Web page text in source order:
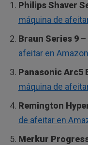
Philips Shaver
máquina de
Braun Series 9–
afeitar en Amazon
Panasonic Arc5
máquina de
Remington
de afeitar en
Merkur